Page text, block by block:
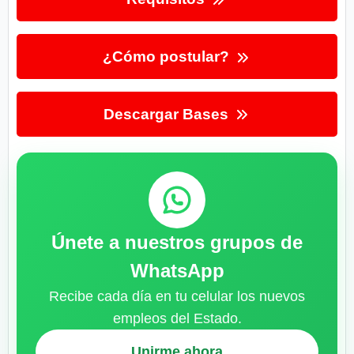
¿Cómo postular?
Descargar Bases
Únete a nuestros grupos de
WhatsApp
Recibe cada día en tu celular los nuevos
empleos del Estado.